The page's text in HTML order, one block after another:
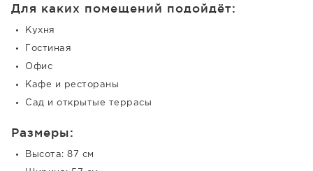
Для каких помещений подойдёт:
Кухня
Гостиная
Офис
Кафе и рестораны
Сад и открытые террасы
Размеры:
Высота: 87 см